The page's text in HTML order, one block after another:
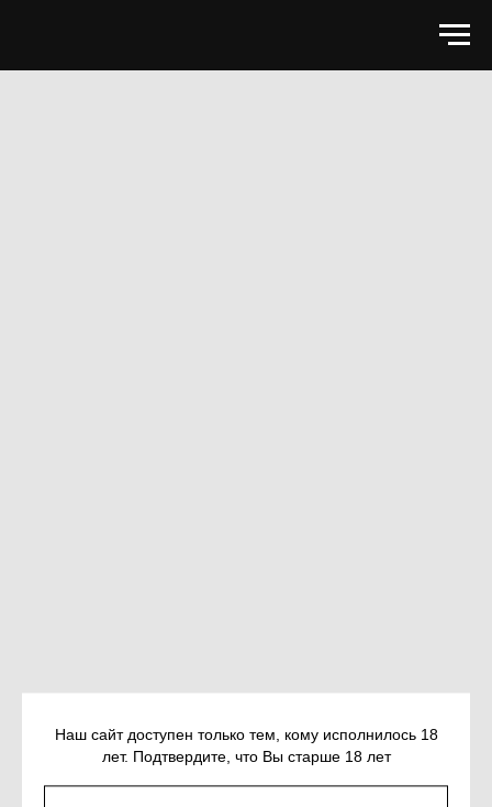
Наш сайт доступен только тем, кому исполнилось 18
лет. Подтвердите, что Вы старше 18 лет